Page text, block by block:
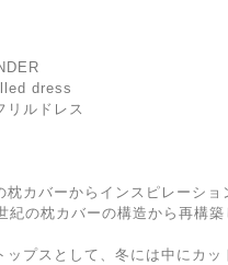
dress
リルドレス
枕カバーからインスピレーショ
紀の枕カバーの構造から再構築
ップスとして、冬には中にカッ